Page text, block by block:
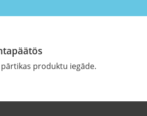
pārtikas produktu iegāde.